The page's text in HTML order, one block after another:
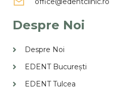
Despre Noi
Despre Noi
EDENT București
EDENT Tulcea